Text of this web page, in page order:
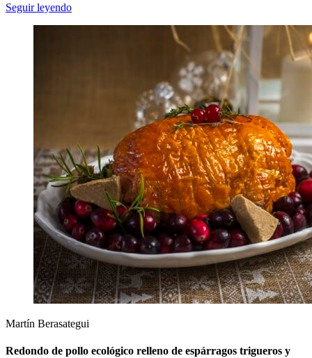
Seguir leyendo
Martín Berasategui
Redondo de pollo ecológico relleno de espárragos trigueros y